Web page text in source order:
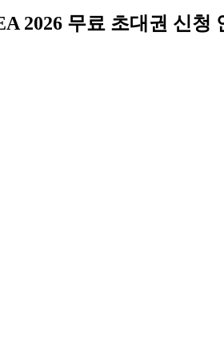
2026 무료 초대권 신청